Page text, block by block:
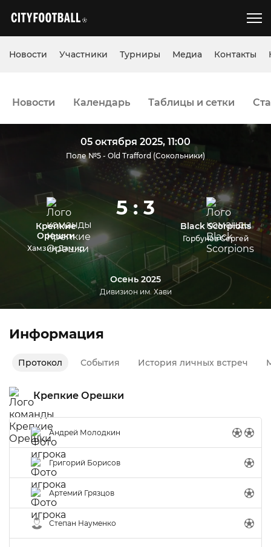
Новости Участники Турниры Медиа Контакты
Новости Календарь Таблицы и сетки
05 октября 2025, 11:00
Поле №5 - Old Trafford (Сокольники)
Крепкие
Орешки
Хамзин Дамир
5 : 3
Black Scorpions
Горбунов Сергей
Осень 2025
Дивизион им. Хави
Информация
Протокол События История личных встреч
Крепкие Орешки
Андрей Молодкин
Григорий Борисов
Артемий Грязцов
Степан Науменко